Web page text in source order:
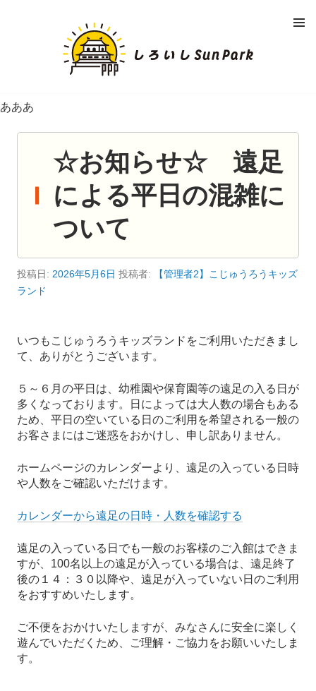
移
し
S
U
P
R
ー
あああ
☆お知らせ☆ 遠足
による平日の混雑に
ついて
投稿日: 2026年5月6日 投稿者:
【管理者2】こじゅうろうキッズ
ランド
いつもこじゅうろうキッズランドをご利用いただきまし
て、ありがとうございます。
５～６月の平日は、幼稚園や保育園等の遠足の入る日が
多くなっております。日によっては大人数の場合もある
ため、平日の空いている日のご利用を希望される一般の
お客さまにはご迷惑をおかけし、申し訳ありません。
ホームページのカレンダーより、遠足の入っている日時
や人数をご確認いただけます。
カレンダーから遠足の日時・人数を確認する
遠足の入っている日でも一般のお客様のご入館はできま
すが、100名以上の遠足が入っている場合は、遠足終了
後の１４：３０以降や、遠足が入っていない日のご利用
をおすすめいたします。
ご不便をおかけいたしますが、みなさんに安全に楽しく
遊んでいただくため、ご理解・ご協力をお願いいたしま
す。